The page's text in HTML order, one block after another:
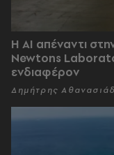
Η AI απέναντι
Newtons
ενδιαφέρον
Δημήτρης